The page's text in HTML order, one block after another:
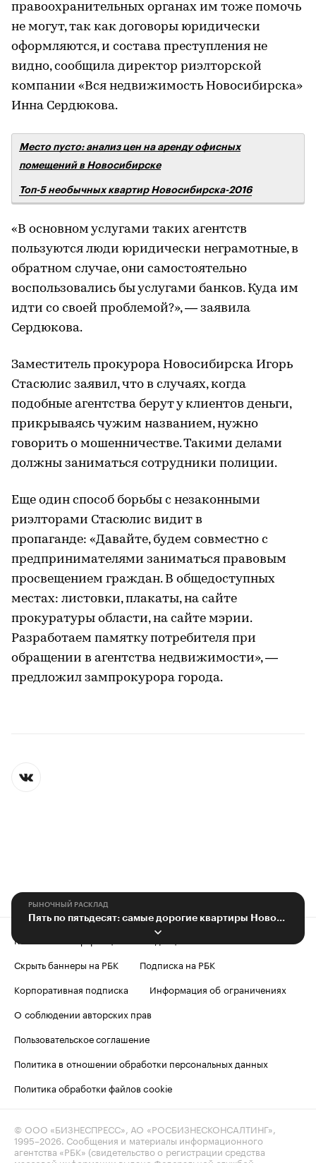
правоохранительных органах им тоже помочь
не могут, так как договоры юридически
оформляются, и состава преступления не
видно, сообщила директор риэлторской
компании «Вся недвижимость Новосибирска»
Инна Сердюкова.
Место пусто: анализ цен на аренду офисных
помещений в Новосибирске
Топ-5 необычных квартир Новосибирска-2016
«В основном услугами таких агентств
пользуются люди юридически неграмотные, в
обратном случае, они самостоятельно
воспользовались бы услугами банков. Куда им
идти со своей проблемой?», — заявила
Сердюкова.
Заместитель прокурора Новосибирска Игорь
Стасюлис заявил, что в случаях, когда
подобные агентства берут у клиентов деньги,
прикрываясь чужим названием, нужно
говорить о мошенничестве. Такими делами
должны заниматься сотрудники полиции.
Еще один способ борьбы с незаконными
риэлторами Стасюлис видит в
пропаганде: «Давайте, будем совместно с
предпринимателями заниматься правовым
просвещением граждан. В общедоступных
местах: листовки, плакаты, на сайте
прокуратуры области, на сайте мэрии.
Разработаем памятку потребителя при
обращении в агентства недвижимости», —
предложил зампрокурора города.​
РЫНОЧНЫЙ РАСКЛАД
Пять по пятьдесят: самые дорогие квартиры Новосибирска
Контактная информация
Скрыть баннеры на РБК
Подписка на РБК
Корпоративная подписка
Информация об ограничениях
О соблюдении авторских прав
Пользовательское соглашение
Политика в отношении обработки персональных данных
Политика обработки файлов cookie
© ООО «БИЗНЕСПРЕСС», АО «РОСБИЗНЕСКОНСАЛТИНГ»,
1995–2026. Сообщения и материалы информационного
агентства «РБК» (свидетельство о регистрации средства